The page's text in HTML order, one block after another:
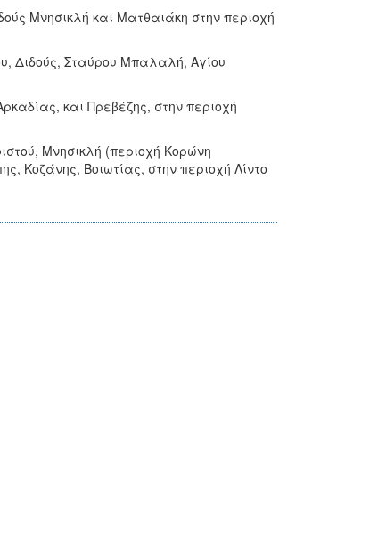
Μνησικλή και Ματθαιάκη στην περιοχή
Διδούς, Σταύρου Μπαλαλή, Αγίου
και Πρεβέζης, στην περιοχή
Μνησικλή (περιοχή Κορώνη
Κοζάνης, Βοιωτίας, στην περιοχή Λίντο